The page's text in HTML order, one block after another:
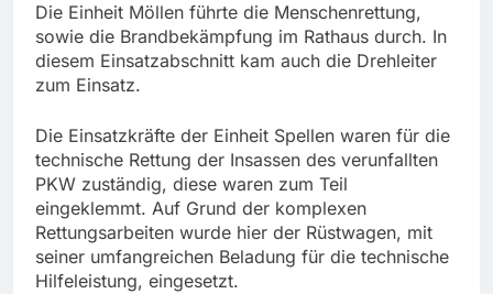
Die Einheit Möllen führte die Menschenrettung,
sowie die Brandbekämpfung im Rathaus durch. In
diesem Einsatzabschnitt kam auch die Drehleiter
zum Einsatz.
Die Einsatzkräfte der Einheit Spellen waren für die
technische Rettung der Insassen des verunfallten
PKW zuständig, diese waren zum Teil
eingeklemmt. Auf Grund der komplexen
Rettungsarbeiten wurde hier der Rüstwagen, mit
seiner umfangreichen Beladung für die technische
Hilfeleistung, eingesetzt.